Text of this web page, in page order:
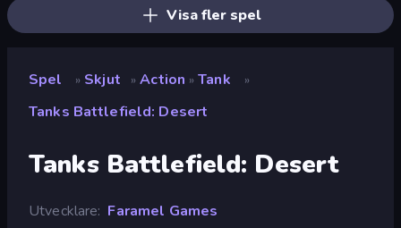
Visa fler spel
Spel » Skjut » Action » Tank »
Tanks Battlefield: Desert
Tanks Battlefield: Desert
Utvecklare Faramel Games